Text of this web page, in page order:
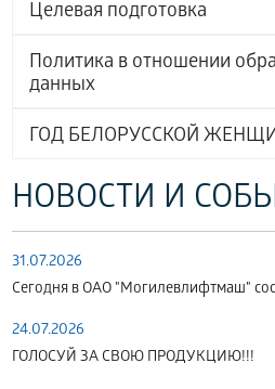
Целевая подготовка
Политика в отношении
данных
ГОД БЕЛОРУССКОЙ
НОВОСТИ И
31.07.2026
Сегодня в ОАО "Могилевлифтмаш"
24.07.2026
ГОЛОСУЙ ЗА СВОЮ ПРОДУКЦИЮ!!!